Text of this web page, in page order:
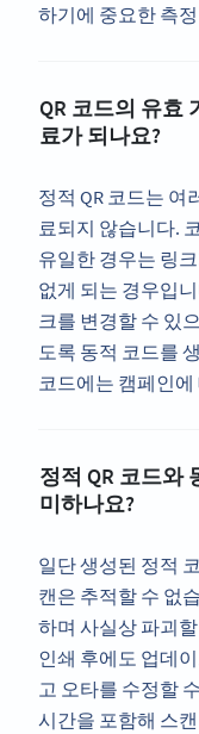
하기에 중요한 측
QR 코드의 유효
료가 되나요?
정적 QR 코드는 여
료되지 않습니다.
유일한 경우는 링
없게 되는 경우입
크를 변경할 수 있
도록 동적 코드를
코드에는 캠페인에
정적 QR 코드와
미하나요?
일단 생성된 정적
캔은 추적할 수 없
하며 사실상 파괴
인쇄 후에도 업데
고 오타를 수정할
시간을 포함해 스